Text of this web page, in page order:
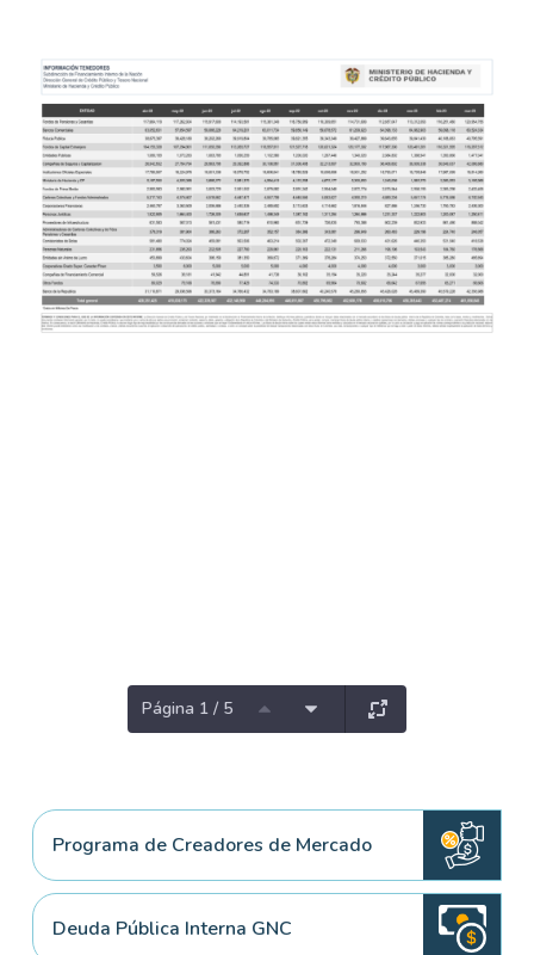
Página 1 / 5
Programa de Creadores de Mercado
Deuda Pública Interna GNC